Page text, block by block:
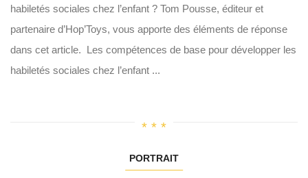
habiletés sociales chez l’enfant ? Tom Pousse, éditeur et
partenaire d’Hop’Toys, vous apporte des éléments de réponse
dans cet article. Les compétences de base pour développer les
habiletés sociales chez l’enfant ...
PORTRAIT